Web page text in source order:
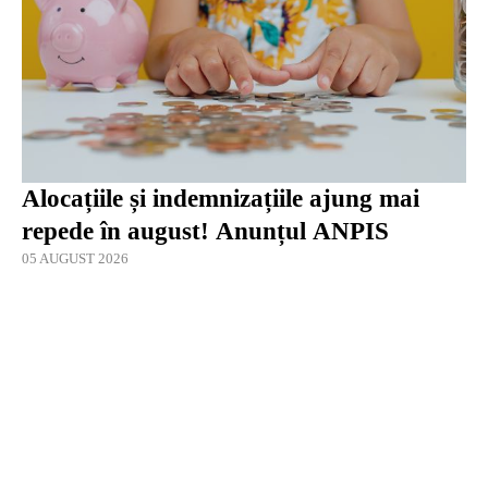
Alocațiile și indemnizațiile ajung mai
repede în august! Anunțul ANPIS
05 AUGUST 2026